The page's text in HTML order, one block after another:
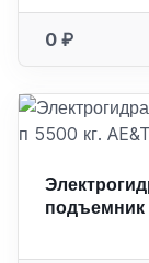
0 ₽
подъемник